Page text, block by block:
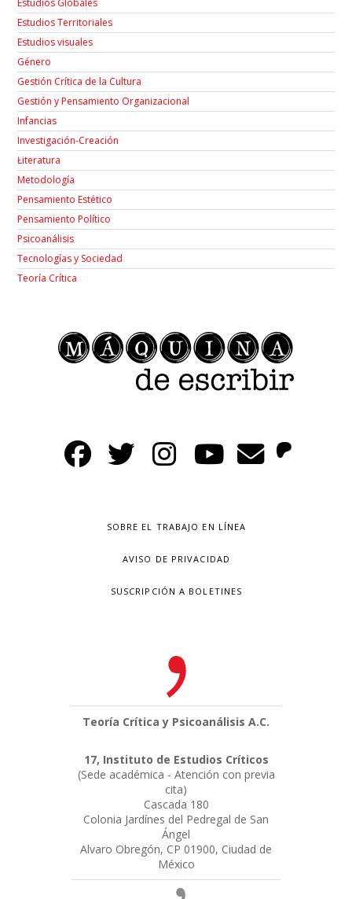
Estudios Globales
Estudios Territoriales
Estudios visuales
Género
Gestión Crítica de la Cultura
Gestión y Pensamiento Organizacional
Infancias
Investigación-Creación
Łiteratura
Metodología
Pensamiento Estético
Pensamiento Político
Psicoanálisis
Tecnologías y Sociedad
Teoría Crítica
SOBRE EL TRABAJO EN LÍNEA
AVISO DE PRIVACIDAD
SUSCRIPCIÓN A BOLETINES
Teoría Crítica y Psicoanálisis A.C.
17, Instituto de Estudios Críticos
(Sede académica - Atención con previa
cita)
Cascada 180
Colonia Jardínes del Pedregal de San
Ángel
Alvaro Obregón, CP 01900, Ciudad de
México